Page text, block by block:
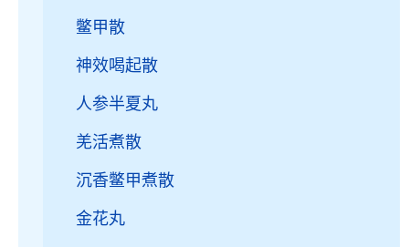
鳖甲散
神效喝起散
人参半夏丸
羌活煮散
沉香鳖甲煮散
金花丸